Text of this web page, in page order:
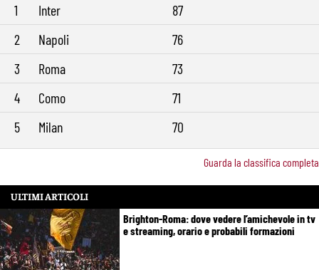
1 Inter
87
2
Napoli
76
3
Roma
73
4
Como
71
5
Milan 70
Guarda la classifica completa
ULTIMI ARTICOLI
Brighton-Roma: dove vedere l’amichevole in tv
e streaming, orario e probabili formazioni